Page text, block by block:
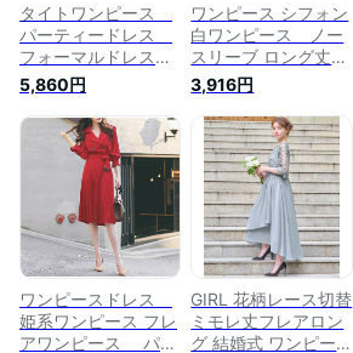
タイトワンピース
パーティードレス
フォーマルドレス
セクシードレス レー
ス 切り替え ロング
丈ワンピース 上
品 姫系 お嬢様
春夏 長袖 着痩せ
ミモレ丈 膝丈 ロ
ング丈 オシャレ シ
ンプル エレガント
大人 上品 フォーマ
ル 披露宴 結婚
式 韓国ファッショ
ン
5,860円
ワンピース シフォン
白ワンピース ノー
スリーブ ロング丈
サンドレス サマード
レス Aライン ワンピ
ース マキシ ロング
丈 フレアー キャミ
ワンピ ストラップ
サマードレス リゾー
ト ワンピース
3,916円
ワンピースドレス
姫系ワンピース フレ
アワンピース パー
GIRL 花柄レース切替
ミモレ丈フレアロン
グ 結婚式 ワンピー